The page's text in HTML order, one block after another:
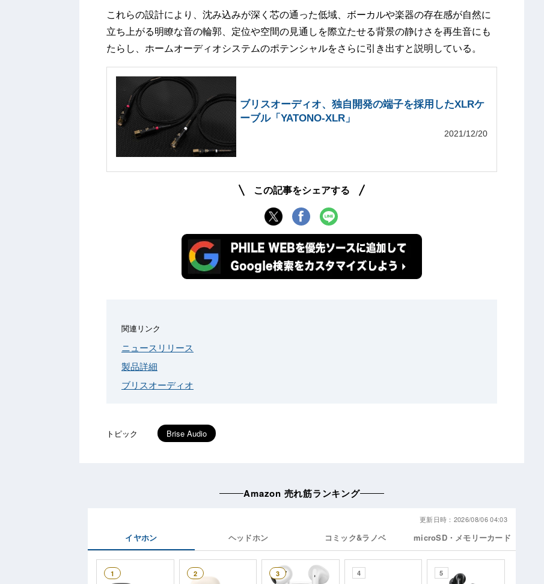
これらの設計により、沈み込みが深く芯の通った低域、ボーカルや楽器の存在感が自然に
立ち上がる明瞭な音の輪郭、定位や空間の見通しを際立たせる背景の静けさを再生音にも
たらし、ホームオーディオシステムのポテンシャルをさらに引き出すと説明している。
ブリスオーディオ、独自開発の端子を採用したXLRケ
ーブル「YATONO-XLR」
2021/12/20
この記事をシェアする
関連リンク
ニュースリリース
製品詳細
ブリスオーディオ
トピック Brise Audio